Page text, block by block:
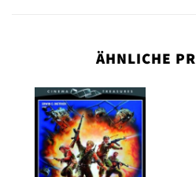
ÄHNLICHE